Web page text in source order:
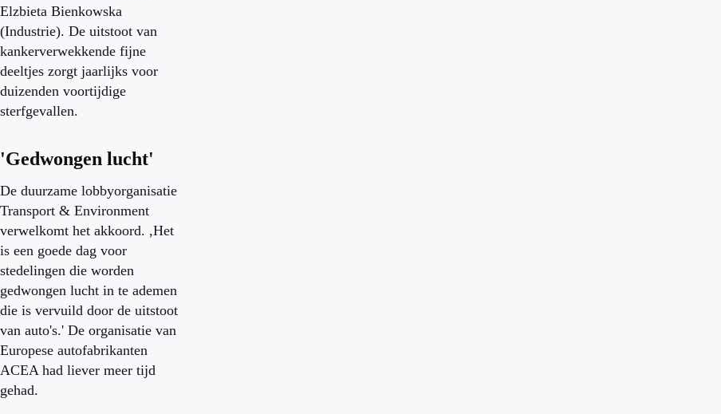
Elzbieta Bienkowska
(Industrie). De uitstoot van
kankerverwekkende fijne
deeltjes zorgt jaarlijks voor
duizenden voortijdige
sterfgevallen.
'Gedwongen lucht'
De duurzame lobbyorganisatie
Transport & Environment
verwelkomt het akkoord. ,Het
is een goede dag voor
stedelingen die worden
gedwongen lucht in te ademen
die is vervuild door de uitstoot
van auto's.' De organisatie van
Europese autofabrikanten
ACEA had liever meer tijd
gehad.